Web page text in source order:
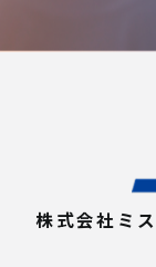
株式会社ミ